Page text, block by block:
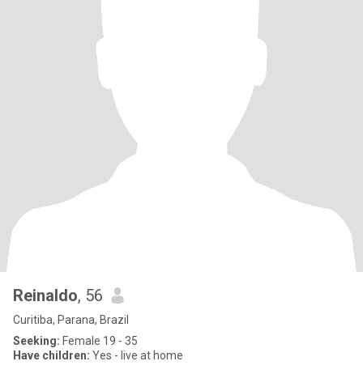
Reinaldo, 56
Curitiba, Parana, Brazil
Seeking: Female 19 - 35
Have children: Yes - live at home